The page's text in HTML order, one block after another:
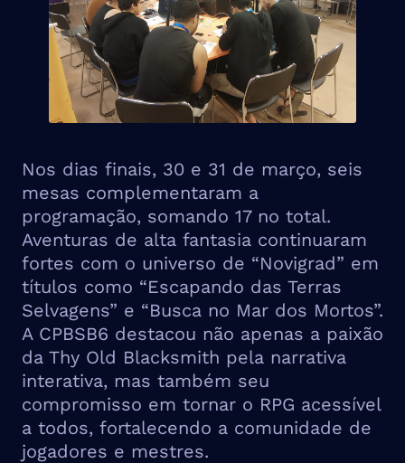
Nos dias finais, 30 e 31 de março, seis
mesas complementaram a
programação, somando 17 no total.
Aventuras de alta fantasia continuaram
fortes com o universo de “Novigrad” em
títulos como “Escapando das Terras
Selvagens” e “Busca no Mar dos Mortos”.
A CPBSB6 destacou não apenas a paixão
da Thy Old Blacksmith pela narrativa
interativa, mas também seu
compromisso em tornar o RPG acessível
a todos, fortalecendo a comunidade de
jogadores e mestres.